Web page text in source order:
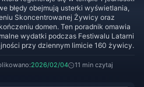
błędy obejmują usterki wyświetlania,
Skoncentrowanej Żywicy oraz
domen. Ten poradnik omawia
wydatki podczas Festiwalu Latarni
przy dziennym limicie 160 żywicy.
2026/02/04 11 min czytaj